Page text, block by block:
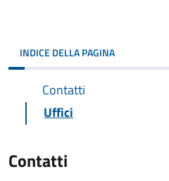
INDICE DELLA PAGINA
Contatti
Uffici
Contatti